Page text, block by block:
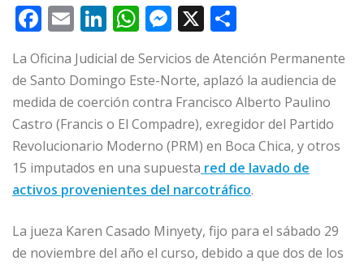
F
a
c
e
b
o
o
k
E
m
ai
l
Li
n
k
e
dI
n
W
h
at
s
A
p
p
M
e
ss
e
n
g
e
r
X
o
m
p
ar
ti
r
La Oficina Judicial de Servicios de Atención Permanente
de Santo Domingo Este-Norte, aplazó la audiencia de
medida de coerción contra Francisco Alberto Paulino
Castro (Francis o El Compadre), exregidor del Partido
Revolucionario Moderno (PRM) en Boca Chica, y otros
15 imputados en una supuesta red de lavado de
activos provenientes del narcotráfico.
La jueza Karen Casado Minyety, fijo para el sábado 29
de noviembre del año el curso, debido a que dos de los